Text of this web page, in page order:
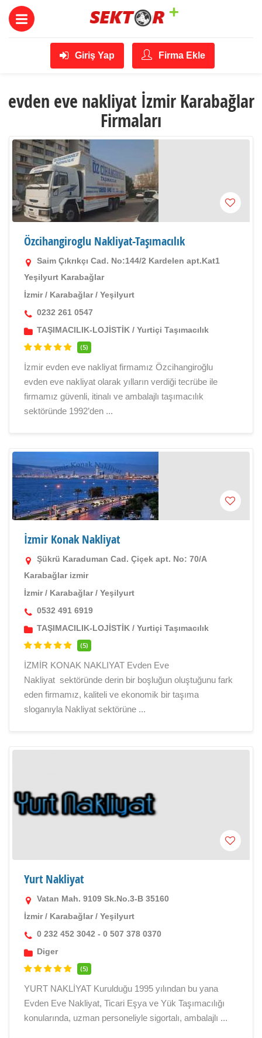
Giriş Yap Firma Ekle
evden eve nakliyat İzmir Karabağlar
Firmaları
Özcihangiroglu Nakliyat-Taşımacılık
Saim Çıkrıkçı Cad. No:144/2 Kardelen apt.Kat1
Yeşilyurt Karabağlar
İzmir/ Karabağlar/ Yeşilyurt
0232 261 0547
TAŞIMACILIK-LOJİSTİK / Yurtiçi Taşımacılık
(5)
İzmir evden eve nakliyat firmamız Özcihangiroğlu
evden eve nakliyat olarak yılların verdiği tecrübe ile
firmamız güvenli, itinalı ve ambalajlı taşımacılık
sektöründe 1992’den ...
İzmir Konak Nakliyat
Şükrü Karaduman Cad. Çiçek apt. No: 70/A
Karabağlar izmir
İzmir/ Karabağlar/ Yeşilyurt
0532 491 6919
TAŞIMACILIK-LOJİSTİK / Yurtiçi Taşımacılık
(5)
İZMİR KONAK NAKLIYAT Evden Eve
Nakliyat sektöründe derin bir boşluğun oluştuğunu fark
eden firmamız, kaliteli ve ekonomik bir taşıma
sloganıyla Nakliyat sektörüne ...
Yurt Nakliyat
Vatan Mah. 9109 Sk.No.3-B 35160
İzmir/ Karabağlar/ Yeşilyurt
0 232 452 3042 - 0 507 378 0370
Diger
(5)
YURT NAKLİYAT Kurulduğu 1995 yılından bu yana
Evden Eve Nakliyat, Ticari Eşya ve Yük Taşımacılığı
konularında, uzman personeliyle sigortalı, ambalajlı ...